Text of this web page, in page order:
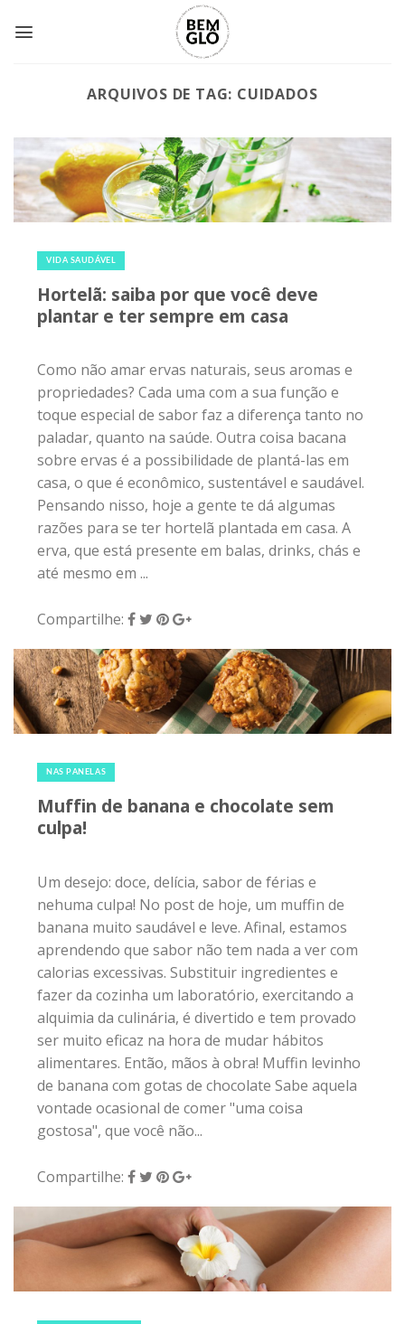
ARQUIVOS DE TAG: CUIDADOS
VIDA SAUDÁVEL
Hortelã: saiba por que você deve
plantar e ter sempre em casa
Como não amar ervas naturais, seus aromas e
propriedades? Cada uma com a sua função e
toque especial de sabor faz a diferença tanto no
paladar, quanto na saúde. Outra coisa bacana
sobre ervas é a possibilidade de plantá-las em
casa, o que é econômico, sustentável e saudável.
Pensando nisso, hoje a gente te dá algumas
razões para se ter hortelã plantada em casa. A
erva, que está presente em balas, drinks, chás e
até mesmo em ...
Compartilhe:
NAS PANELAS
Muffin de banana e chocolate sem
culpa!
Um desejo: doce, delícia, sabor de férias e
nehuma culpa! No post de hoje, um muffin de
banana muito saudável e leve. Afinal, estamos
aprendendo que sabor não tem nada a ver com
calorias excessivas. Substituir ingredientes e
fazer da cozinha um laboratório, exercitando a
alquimia da culinária, é divertido e tem provado
ser muito eficaz na hora de mudar hábitos
alimentares. Então, mãos à obra! Muffin levinho
de banana com gotas de chocolate Sabe aquela
vontade ocasional de comer "uma coisa
gostosa", que você não...
Compartilhe: